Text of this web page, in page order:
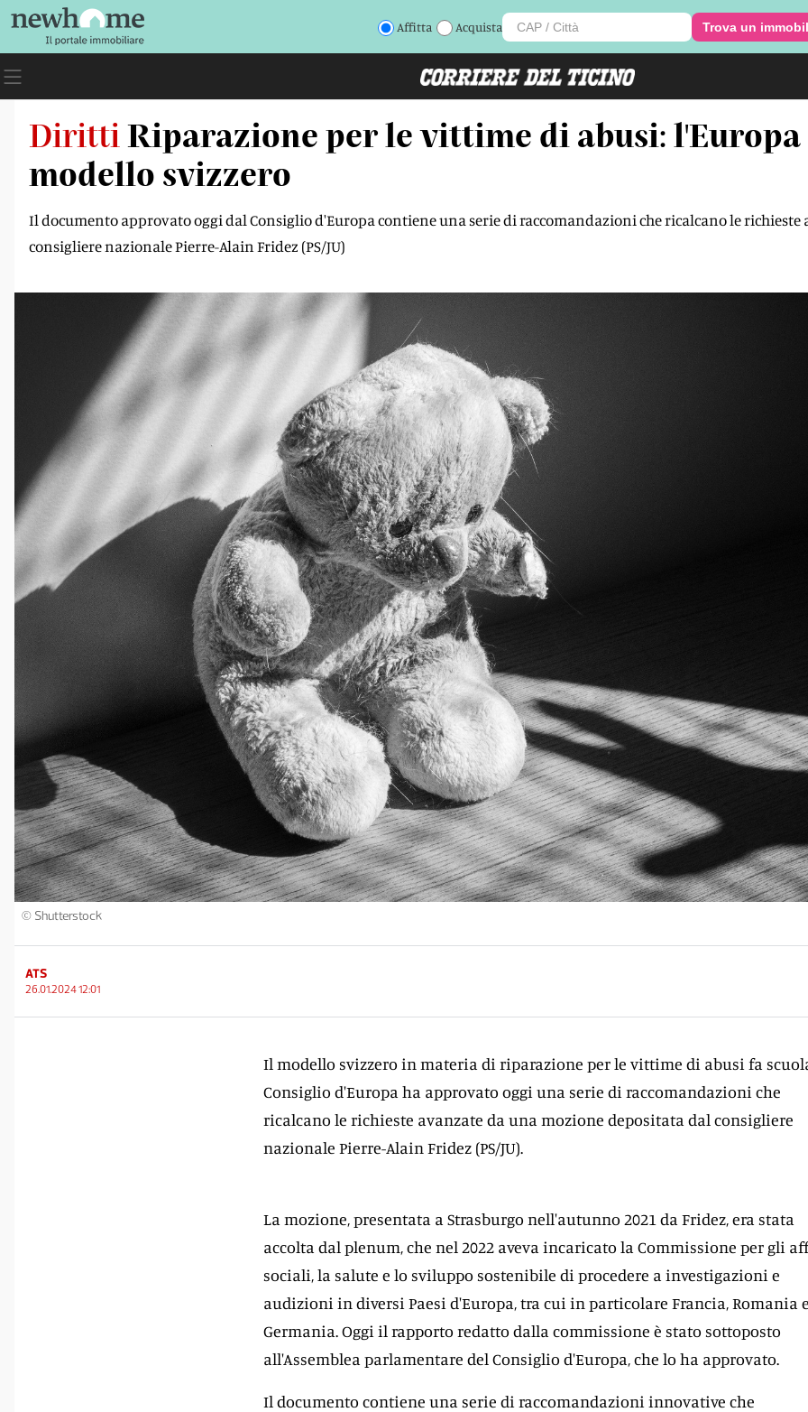
Affitta Acquista Trova un
Diritti Riparazione per le vittime di abusi: l'Europa
modello svizzero
Il documento approvato oggi dal Consiglio d'Europa contiene una serie di raccomandazioni che ricalcano le
consigliere nazionale Pierre-Alain Fridez (PS/JU)
© Shutterstock
ATS
26.01.2024 12:01
Il modello svizzero in materia di riparazione per le vittime di abusi fa
Consiglio d'Europa ha approvato oggi una serie di raccomandazioni che
ricalcano le richieste avanzate da una mozione depositata dal consigliere
nazionale Pierre-Alain Fridez (PS/JU).
La mozione, presentata a Strasburgo nell'autunno 2021 da Fridez, era stata
accolta dal plenum, che nel 2022 aveva incaricato la Commissione per gli
sociali, la salute e lo sviluppo sostenibile di procedere a investigazioni e
audizioni in diversi Paesi d'Europa, tra cui in particolare Francia, Romania
Germania. Oggi il rapporto redatto dalla commissione è stato sottoposto
all'Assemblea parlamentare del Consiglio d'Europa, che lo ha approvato.
Il documento contiene una serie di raccomandazioni innovative che